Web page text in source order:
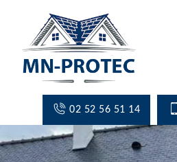
02 52 56 51 14